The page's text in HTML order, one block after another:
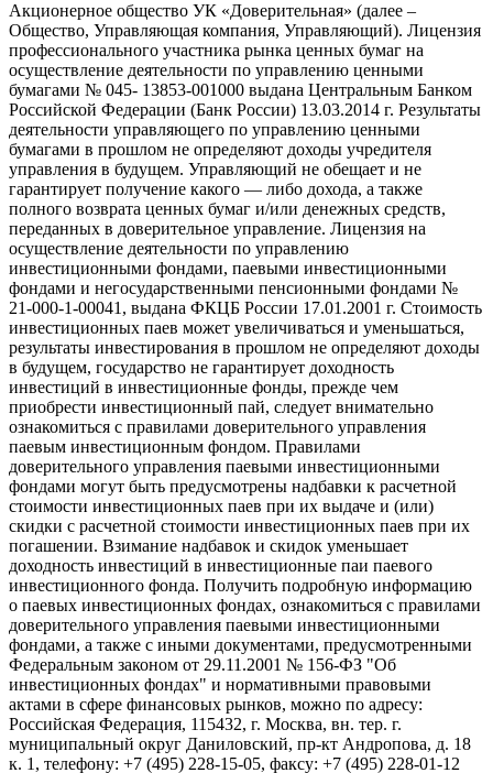
Акционерное общество УК «Доверительная» (далее –
Общество, Управляющая компания, Управляющий). Лицензия
профессионального участника рынка ценных бумаг на
осуществление деятельности по управлению ценными
бумагами № 045- 13853-001000 выдана Центральным Банком
Российской Федерации (Банк России) 13.03.2014 г. Результаты
деятельности управляющего по управлению ценными
бумагами в прошлом не определяют доходы учредителя
управления в будущем. Управляющий не обещает и не
гарантирует получение какого — либо дохода, а также
полного возврата ценных бумаг и/или денежных средств,
переданных в доверительное управление. Лицензия на
осуществление деятельности по управлению
инвестиционными фондами, паевыми инвестиционными
фондами и негосударственными пенсионными фондами №
21-000-1-00041, выдана ФКЦБ России 17.01.2001 г. Стоимость
инвестиционных паев может увеличиваться и уменьшаться,
результаты инвестирования в прошлом не определяют доходы
в будущем, государство не гарантирует доходность
инвестиций в инвестиционные фонды, прежде чем
приобрести инвестиционный пай, следует внимательно
ознакомиться с правилами доверительного управления
паевым инвестиционным фондом. Правилами
доверительного управления паевыми инвестиционными
фондами могут быть предусмотрены надбавки к расчетной
стоимости инвестиционных паев при их выдаче и (или)
скидки с расчетной стоимости инвестиционных паев при их
погашении. Взимание надбавок и скидок уменьшает
доходность инвестиций в инвестиционные паи паевого
инвестиционного фонда. Получить подробную информацию
о паевых инвестиционных фондах, ознакомиться с правилами
доверительного управления паевыми инвестиционными
фондами, а также с иными документами, предусмотренными
Федеральным законом от 29.11.2001 № 156-ФЗ "Об
инвестиционных фондах" и нормативными правовыми
актами в сфере финансовых рынков, можно по адресу:
Российская Федерация, 115432, г. Москва, вн. тер. г.
муниципальный округ Даниловский, пр-кт Андропова, д. 18
к. 1, телефону: +7 (495) 228-15-05, факсу: +7 (495) 228-01-12